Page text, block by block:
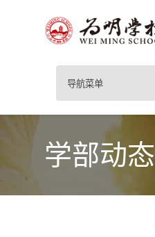
导航菜单
学部动态